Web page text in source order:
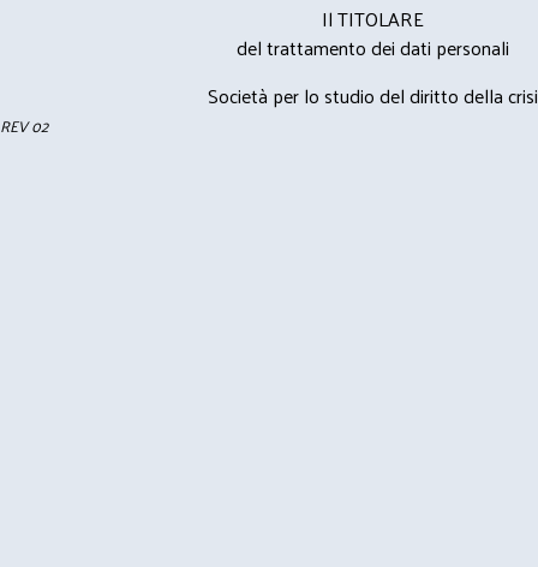
Il TITOLARE
del trattamento dei dati personali
Società per lo studio del diritto della crisi
REV 02